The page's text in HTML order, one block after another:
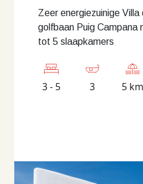
Zeer energiezuinige
golfbaan Puig Campana
tot 5 slaapkamers
3 - 5 3 5 km